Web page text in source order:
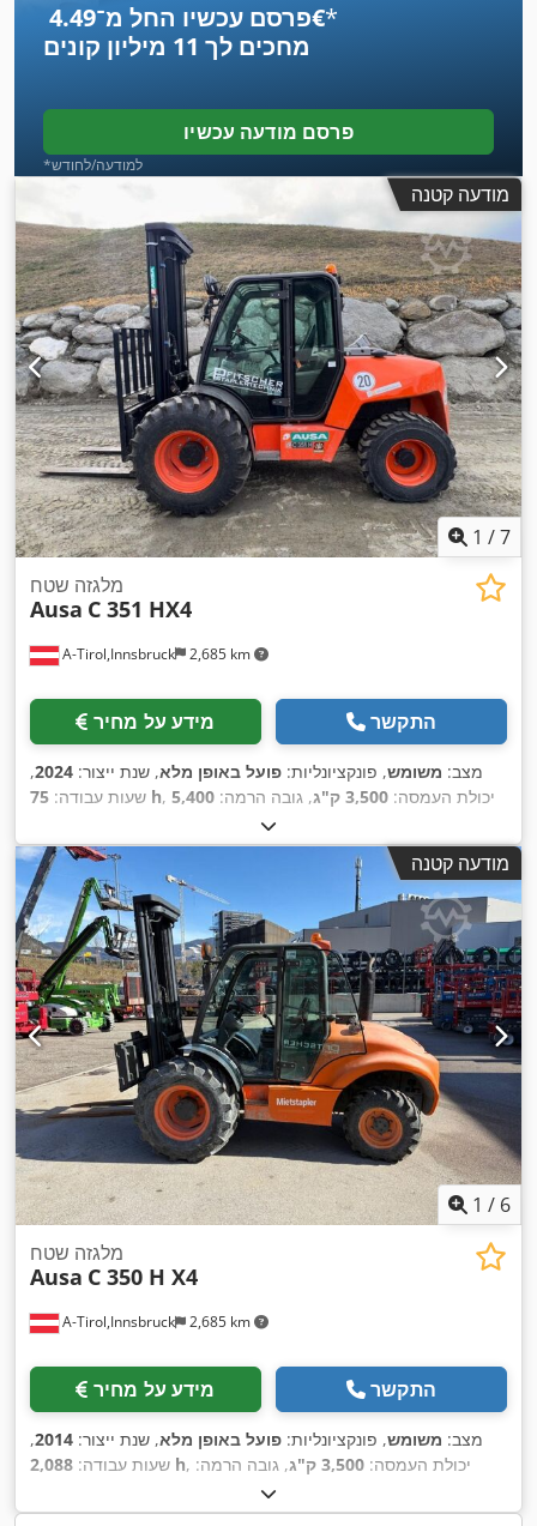
פרסם עכשיו החל מ־‏4.49 ‏€*
מחכים לך 11 מיליון קונים
פרסם מודעה עכשיו
*למודעה/לחודש
מודעה קטנה
1 /7
A-Tirol,Innsbruck 2,685 km
מלגזה שטח
Ausa C 351 HX4
מידע על מחיר התקשר
מצב: משומש, פונקציונליות: פועל באופן מלא, שנת ייצור: 2024
,
שעות עבודה: 75 h , יכולת העמסה: 3,500 ק"ג , גובה הרמה: 5,400
1,680 מ"מ
טריפלקס, גובה בנייה:2,130 מ"מ , כוח:31 קילוואט (42.15 כ"ס)
,
אורך המזלג:
1,150 מ"מ 5,837 ק"ג
, אורך כולל:
4,540 מ"מ , סוג הנעה:Diesel , רוחב בנייה:,
מודעה קטנה
1 / 6
A-Tirol,Innsbruck 2,685 km
מלגזה שטח
Ausa C 350 H X4
מידע על מחיר התקשר
מצב: משומש, פונקציונליות: פועל באופן מלא, שנת ייצור: 2014
,
שעות עבודה: 2,088 h , יכולת העמסה: 3,500 ק"ג
, גובה הרמה:
, סוג תורן:
מ"מ, כוח:31 קילוואט (42.15 כ"ס) , אורך המזלג:1,150 מ"מ , סוג